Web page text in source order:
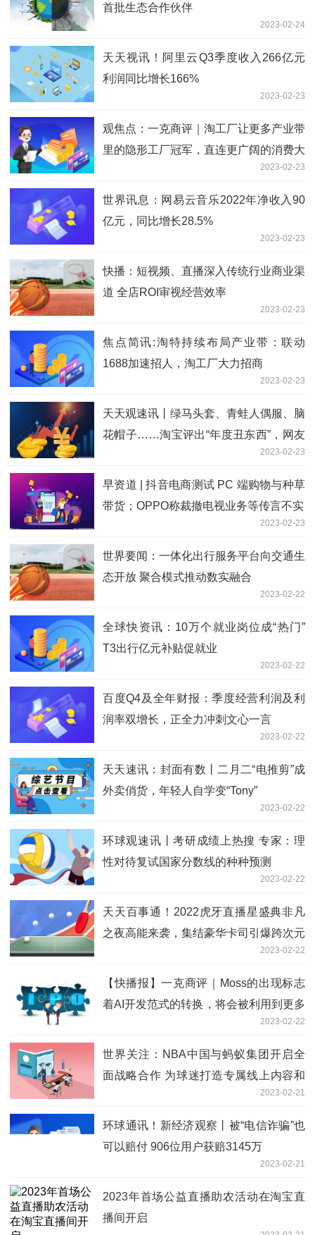
首批生态合作伙伴
2023-02-24
天天视讯！阿里云Q3季度收入266亿元
利润同比增长166%
2023-02-23
观焦点：一克商评｜淘工厂让更多产业带
里的隐形工厂冠军，直连更广阔的消费大
2023-02-23
世界讯息：网易云音乐2022年净收入90
亿元，同比增长28.5%
2023-02-23
快播：短视频、直播深入传统行业商业渠
道 全店ROI审视经营效率
2023-02-23
焦点简讯:淘特持续布局产业带：联动
1688加速招人，淘工厂大力招商
2023-02-23
天天观速讯丨绿马头套、青蛙人偶服、脑
花帽子……淘宝评出“年度丑东西”，网友
2023-02-23
早资道 | 抖音电商测试 PC 端购物与种草
带货；OPPO称裁撤电视业务等传言不实
2023-02-23
世界要闻：一体化出行服务平台向交通生
态开放 聚合模式推动数实融合
2023-02-22
全球快资讯：10万个就业岗位成“热门”
T3出行亿元补贴促就业
2023-02-22
百度Q4及全年财报：季度经营利润及利
润率双增长，正全力冲刺文心一言
2023-02-22
天天速讯：封面有数丨二月二“电推剪”成
外卖俏货，年轻人自学变“Tony”
2023-02-22
环球观速讯丨考研成绩上热搜 专家：理
性对待复试国家分数线的种种预测
2023-02-22
天天百事通！2022虎牙直播星盛典非凡
之夜高能来袭，集结豪华卡司引爆跨次元
2023-02-22
【快播报】一克商评｜Moss的出现标志
着AI开发范式的转换，将会被利用到更多
2023-02-22
世界关注：NBA中国与蚂蚁集团开启全
面战略合作 为球迷打造专属线上内容和
2023-02-21
环球通讯！新经济观察丨被“电信诈骗”也
可以赔付 906位用户获赔3145万
2023-02-21
2023年首场公益直播助农活动在淘宝直
播间开启